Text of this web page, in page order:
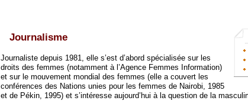
Journalisme
Journaliste depuis 1981, elle s’est d’abord spécialisée sur les
droits des femmes (notamment à l’Agence Femmes Information)
et sur le mouvement mondial des femmes (elle a couvert les
conférences des Nations unies pour les femmes de Nairobi, 1985
et de Pékin, 1995) et s’intéresse aujourd’hui à la question de la